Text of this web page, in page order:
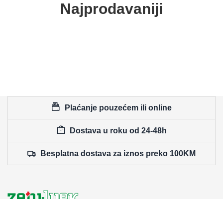
Najprodavaniji
Plaćanje pouzećem ili online
Dostava u roku od 24-48h
Besplatna dostava za iznos preko 100KM